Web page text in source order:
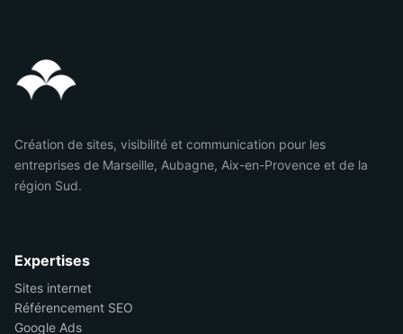
Création de sites, visibilité et communication pour les
entreprises de Marseille, Aubagne, Aix-en-Provence et de la
région Sud.
Expertises
Sites internet
Référencement SEO
Google Ads